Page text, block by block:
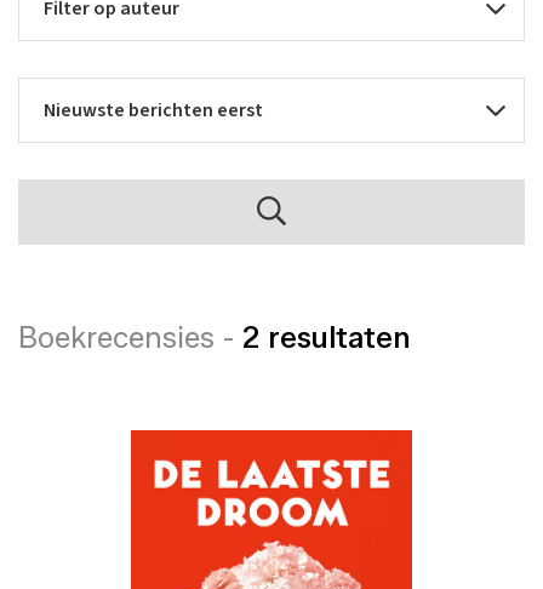
Boekrecensies - 2 resultaten